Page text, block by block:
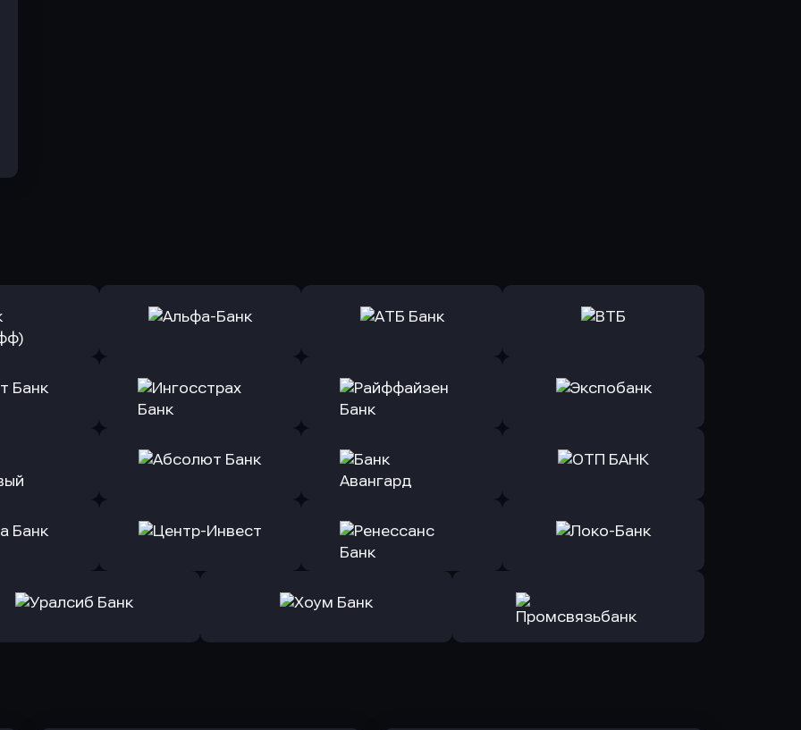
заявку
Оправить заявку
в Альфа-Банк
Оправить заявку
в АТБ Банк
Оправить заявку
заявку
Банк
Оправить заявку
Оправить заявку
в Райффайзен Банк
Оправить заявку
заявку
Оправить заявку
Оправить заявку
в Банк Авангард
Оправить заявку
заявку
Оправить заявку
в Локо-Банк